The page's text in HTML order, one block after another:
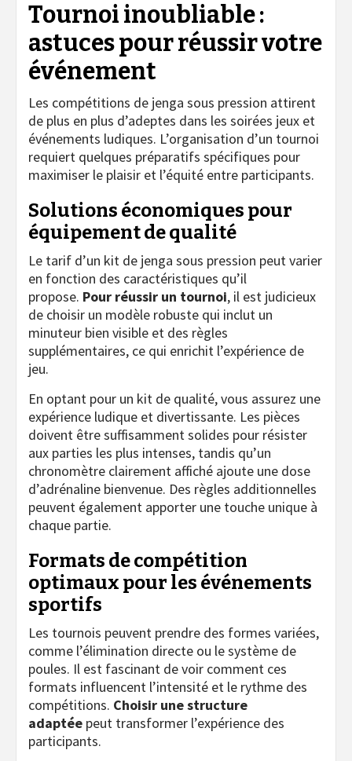
Tournoi inoubliable :
astuces pour réussir votre
événement
Les compétitions de jenga sous pression attirent
de plus en plus d’adeptes dans les soirées jeux et
événements ludiques. L’organisation d’un tournoi
requiert quelques préparatifs spécifiques pour
maximiser le plaisir et l’équité entre participants.
Solutions économiques pour
équipement de qualité
Le tarif d’un kit de jenga sous pression peut varier
en fonction des caractéristiques qu’il
propose. Pour réussir un tournoi, il est judicieux
de choisir un modèle robuste qui inclut un
minuteur bien visible et des règles
supplémentaires, ce qui enrichit l’expérience de
jeu.
En optant pour un kit de qualité, vous assurez une
expérience ludique et divertissante. Les pièces
doivent être suffisamment solides pour résister
aux parties les plus intenses, tandis qu’un
chronomètre clairement affiché ajoute une dose
d’adrénaline bienvenue. Des règles additionnelles
peuvent également apporter une touche unique à
chaque partie.
Formats de compétition
optimaux pour les événements
sportifs
Les tournois peuvent prendre des formes variées,
comme l’élimination directe ou le système de
poules. Il est fascinant de voir comment ces
formats influencent l’intensité et le rythme des
compétitions. Choisir une structure
adaptée peut transformer l’expérience des
participants.